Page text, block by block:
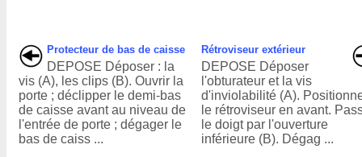
Protecteur de bas de caisse
DEPOSE Déposer : la
vis (A), les clips (B). Ouvrir la
porte ; déclipper le demi-bas
de caisse avant au niveau de
l'entrée de porte ; dégager le
bas de caiss ...
Rétroviseur extérieur
DEPOSE Déposer
l'obturateur et la vis
d'inviolabilité (A).
le rétroviseur en avant.
le doigt par l'ouverture
inférieure (B). Dégag ...